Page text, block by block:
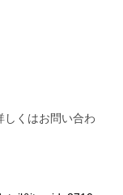
しくはお問い合わ